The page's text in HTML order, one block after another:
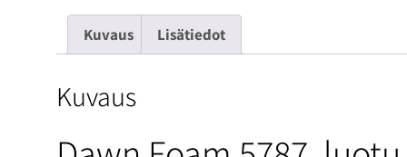
Kuvaus Lisätiedot
Kuvaus